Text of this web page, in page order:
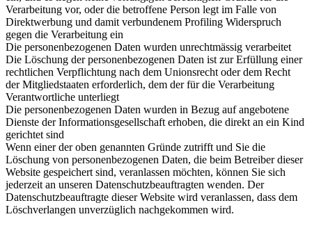
Verarbeitung vor, oder die betroffene Person legt im Falle von
Direktwerbung und damit verbundenem Profiling Widerspruch
gegen die Verarbeitung ein
Die personenbezogenen Daten wurden unrechtmässig verarbeitet
Die Löschung der personenbezogenen Daten ist zur Erfüllung einer
rechtlichen Verpflichtung nach dem Unionsrecht oder dem Recht
der Mitgliedstaaten erforderlich, dem der für die Verarbeitung
Verantwortliche unterliegt
Die personenbezogenen Daten wurden in Bezug auf angebotene
Dienste der Informationsgesellschaft erhoben, die direkt an ein Kind
gerichtet sind
Wenn einer der oben genannten Gründe zutrifft und Sie die
Löschung von personenbezogenen Daten, die beim Betreiber dieser
Website gespeichert sind, veranlassen möchten, können Sie sich
jederzeit an unseren Datenschutzbeauftragten wenden. Der
Datenschutzbeauftragte dieser Website wird veranlassen, dass dem
Löschverlangen unverzüglich nachgekommen wird.